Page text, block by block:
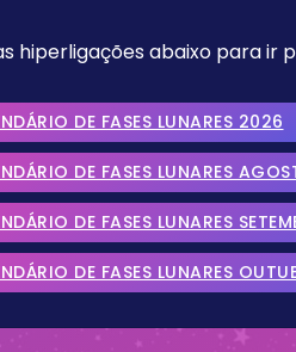
hiperligações abaixo para ir
DE FASES LUNARES 2026
DE FASES LUNARES
DE FASES LUNARES
DE FASES LUNARES